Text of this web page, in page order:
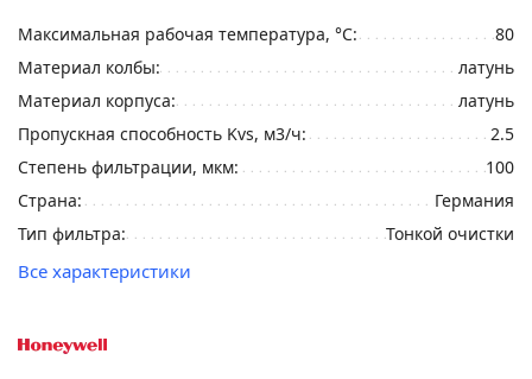
Максимальная рабочая температура, °С:
80
Материал колбы:
латунь
Материал корпуса:
латунь
Пропускная способность Kvs, м3/ч:
2.5
Степень фильтрации, мкм:
100
Страна:
Германия
Тип фильтра:
Тонкой очистки
Все характеристики